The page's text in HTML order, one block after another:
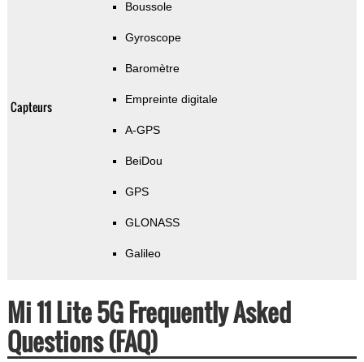
Capteurs
Boussole
Gyroscope
Baromètre
Empreinte digitale
A-GPS
BeiDou
GPS
GLONASS
Galileo
Mi 11 Lite 5G Frequently Asked
Questions (FAQ)